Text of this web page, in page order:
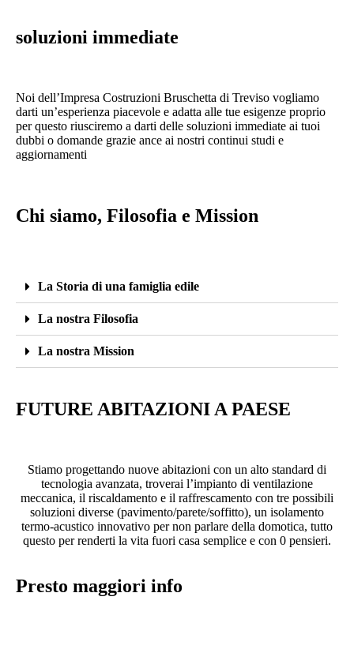
soluzioni immediate
Noi dell’Impresa Costruzioni Bruschetta di Treviso vogliamo
darti un’esperienza piacevole e adatta alle tue esigenze proprio
per questo riusciremo a darti delle soluzioni immediate ai tuoi
dubbi o domande grazie ance ai nostri continui studi e
aggiornamenti
Chi siamo, Filosofia e Mission
La Storia di una famiglia edile
La nostra Filosofia
La nostra Mission
FUTURE ABITAZIONI A PAESE
Stiamo progettando nuove abitazioni con un alto standard di
tecnologia avanzata, troverai l’impianto di ventilazione
meccanica, il riscaldamento e il raffrescamento con tre possibili
soluzioni diverse (pavimento/parete/soffitto), un isolamento
termo-acustico innovativo per non parlare della domotica, tutto
questo per renderti la vita fuori casa semplice e con 0 pensieri.
Presto maggiori info